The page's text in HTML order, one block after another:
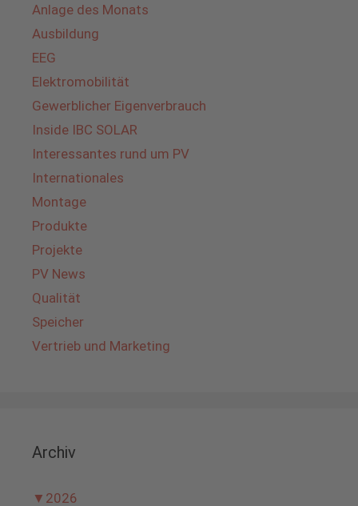
Anlage des Monats
Ausbildung
EEG
Elektromobilität
Gewerblicher Eigenverbrauch
Inside IBC SOLAR
Interessantes rund um PV
Internationales
Montage
Produkte
Projekte
PV News
Qualität
Speicher
Vertrieb und Marketing
Archiv
▼ 2026